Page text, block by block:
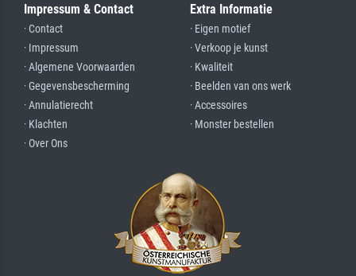
Impressum & Contact
· Contact
· Impressum
· Algemene Voorwaarden
· Gegevensbescherming
· Annulatierecht
· Klachten
· Over Ons
Extra Informatie
· Eigen motief
· Verkoop je kunst
· Kwaliteit
· Beelden van ons werk
· Accessoires
· Monster bestellen